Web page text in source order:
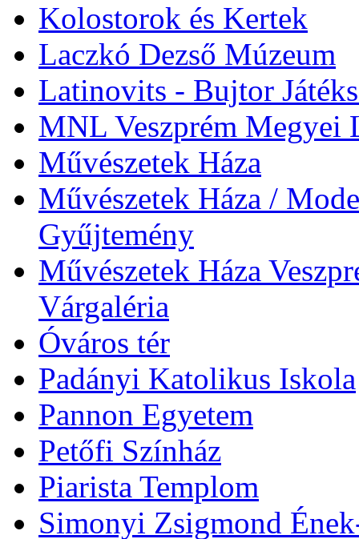
Kolostorok és Kertek
Laczkó Dezső Múzeum
Latinovits - Bujtor
MNL Veszprém Megyei
Művészetek Háza
Művészetek Háza /
Gyűjtemény
Művészetek Háza
Várgaléria
Óváros tér
Padányi Katolikus Iskola
Pannon Egyetem
Petőfi Színház
Piarista Templom
Simonyi Zsigmond